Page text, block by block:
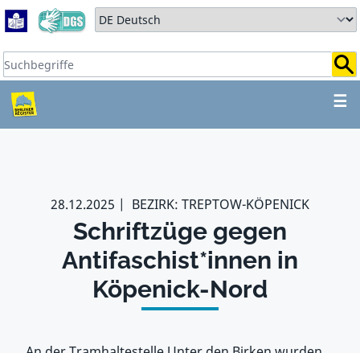
Zum Hauptbereich springen
Zum Hauptmenü springen
Sprache auswählen:
Suchbegriffe:
☰
ZUM HAUPTBEREICH
28.12.2025 BEZIRK: TREPTOW-KÖPENICK
Schriftzüge gegen
Antifaschist*innen in
Köpenick-Nord